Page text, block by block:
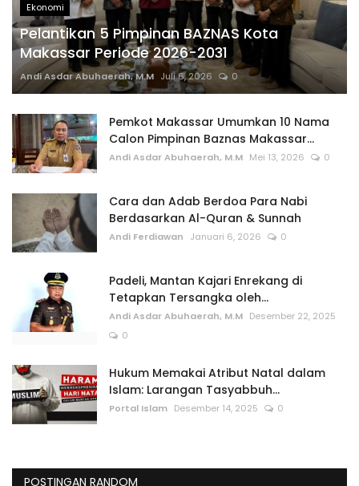
Ekonomi
Pelantikan 5 Pimpinan BAZNAS Kota
Makassar Periode 2026-2031
Andi Asdar Abuhaerah, M.M Juli 6, 2026 0
Pemkot Makassar Umumkan 10 Nama
Calon Pimpinan Baznas Makassar...
Andi Asdar Abuhaerah, M.M Mei 13, 2026 0
Cara dan Adab Berdoa Para Nabi
Berdasarkan Al-Quran & Sunnah
Andi Ferdiawan Januari 6, 2026 0
Padeli, Mantan Kajari Enrekang di
Tetapkan Tersangka oleh...
Andi Asdar Abuhaerah, M.M Desember 22, 2025
0
Hukum Memakai Atribut Natal dalam
Islam: Larangan Tasyabbuh...
Portal Islam Desember 14, 2025 0
POSTINGAN RANDOM